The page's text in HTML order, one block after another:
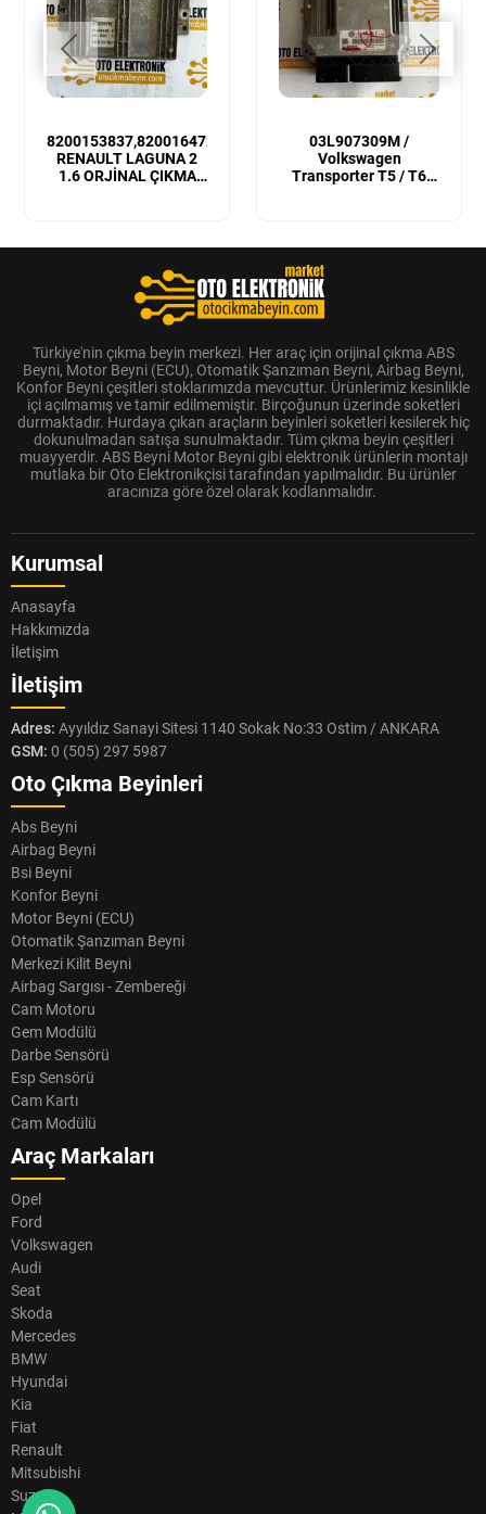
8200153837,8200164728
RENAULT LAGUNA 2
1.6 ORJİNAL ÇIKMA
03L907309M /
Volkswagen
Transporter T5 / T6
Türkiye'nin çıkma beyin merkezi. Her araç için orijinal çıkma ABS
Beyni, Motor Beyni (ECU), Otomatik Şanzıman Beyni, Airbag Beyni,
Konfor Beyni çeşitleri stoklarımızda mevcuttur. Ürünlerimiz kesinlikle
içi açılmamış ve tamir edilmemiştir. Birçoğunun üzerinde soketleri
durmaktadır. Hurdaya çıkan araçların beyinleri soketleri kesilerek hiç
dokunulmadan satışa sunulmaktadır. Tüm çıkma beyin çeşitleri
muayyerdir. ABS Beyni Motor Beyni gibi elektronik ürünlerin montajı
mutlaka bir Oto Elektronikçisi tarafından yapılmalıdır. Bu ürünler
aracınıza göre özel olarak kodlanmalıdır.
Kurumsal
Anasayfa
Hakkımızda
İletişim
İletişim
Adres: Ayyıldız Sanayi Sitesi 1140 Sokak No:33 Ostim / ANKARA
GSM: 0 (505) 297 5987
Oto Çıkma Beyinleri
Abs Beyni
Airbag Beyni
Bsi Beyni
Konfor Beyni
Motor Beyni (ECU)
Otomatik Şanzıman Beyni
Merkezi Kilit Beyni
Airbag Sargısı - Zembereği
Cam Motoru
Gem Modülü
Darbe Sensörü
Esp Sensörü
Cam Kartı
Cam Modülü
Araç Markaları
Opel
Ford
Volkswagen
Audi
Seat
Skoda
Mercedes
BMW
Hyundai
Kia
Fiat
Renault
Mitsubishi
Suzuki